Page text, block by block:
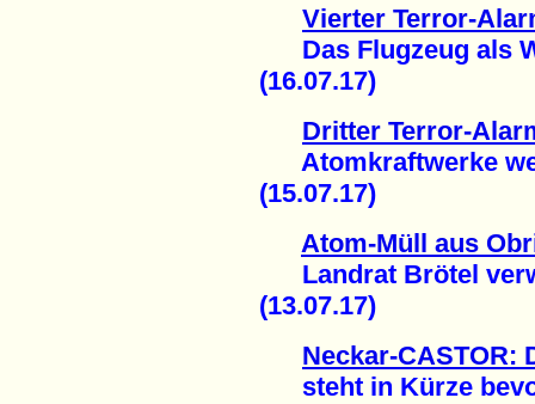
Vierter Terror-
Das Flugzeug als
(16.07.17)
Dritter Terror-
Atomkraftwerke
(15.07.17)
Atom-Müll aus
Landrat Brötel
(13.07.17)
Neckar-CASTOR:
steht in Kürze